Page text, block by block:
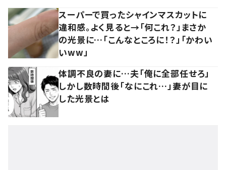
スーパーで買ったシャインマスカットに
違和感。よく見ると→「何これ？」まさか
の光景に…「こんなところに！？」「かわい
いww」
体調不良の妻に…夫「俺に全部任せろ」
しかし数時間後「なにこれ…」妻が目に
した光景とは